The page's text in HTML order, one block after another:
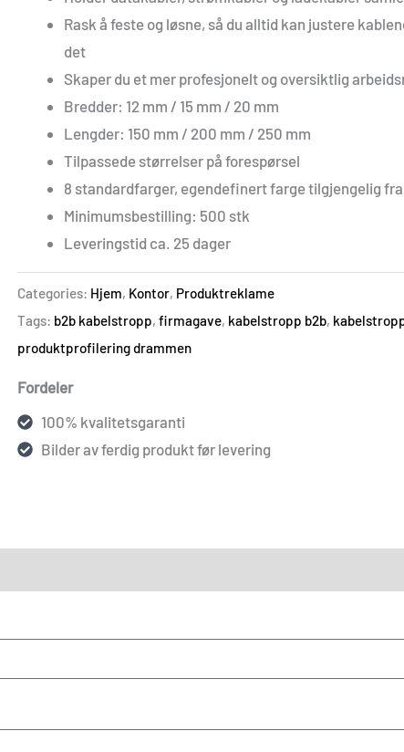
Rask å feste og løsne, så du alltid kan justere
det
Skaper du et mer profesjonelt og oversiktlig
Bredder: 12 mm / 15 mm / 20 mm
Lengder: 150 mm / 200 mm / 250 mm
Tilpassede størrelser på forespørsel
8 standardfarger, egendefinert farge tilgjengelig
Minimumsbestilling: 500 stk
Leveringstid ca. 25 dager
Categories: Hjem, Kontor, Produktreklame
Tags: b2b kabelstropp, firmagave, kabelstropp b2b,
produktprofilering drammen
Fordeler
100% kvalitetsgaranti
Bilder av ferdig produkt før levering